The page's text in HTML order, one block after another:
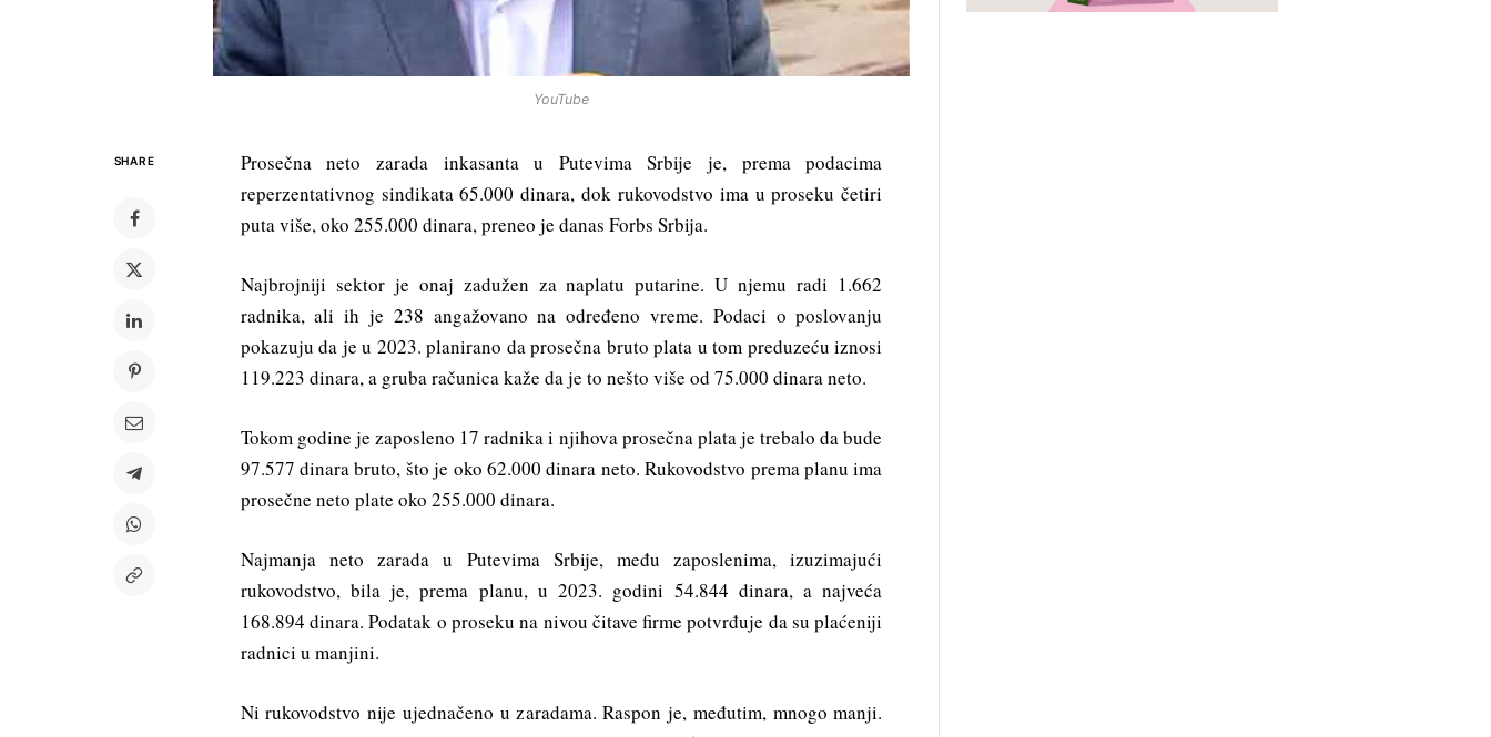
YouTube
SHARE
Prosečna neto zarada inkasanta u Putevima Srbije je, prema podacima
reperzentativnog sindikata 65.000 dinara, dok rukovodstvo ima u proseku četiri
puta više, oko 255.000 dinara, preneo je danas Forbs Srbija.
Najbrojniji sektor je onaj zadužen za naplatu putarine. U njemu radi 1.662
radnika, ali ih je 238 angažovano na određeno vreme. Podaci o poslovanju
pokazuju da je u 2023. planirano da prosečna bruto plata u tom preduzeću iznosi
119.223 dinara, a gruba računica kaže da je to nešto više od 75.000 dinara neto.
Tokom godine je zaposleno 17 radnika i njihova prosečna plata je trebalo da bude
97.577 dinara bruto, što je oko 62.000 dinara neto. Rukovodstvo prema planu ima
prosečne neto plate oko 255.000 dinara.
Najmanja neto zarada u Putevima Srbije, među zaposlenima, izuzimajući
rukovodstvo, bila je, prema planu, u 2023. godini 54.844 dinara, a najveća
168.894 dinara. Podatak o proseku na nivou čitave firme potvrđuje da su plaćeniji
radnici u manjini.
Ni rukovodstvo nije ujednačeno u zaradama. Raspon je, međutim, mnogo manji.